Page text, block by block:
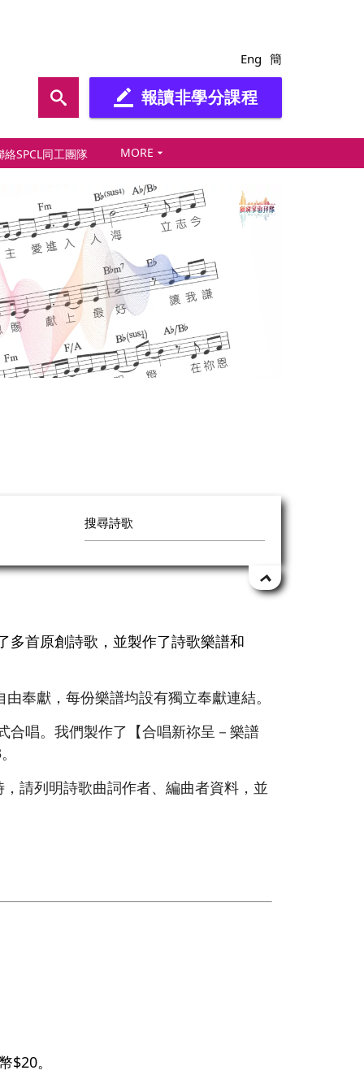
Eng 簡
border_color 報讀非學分課程
絡SPCL同工團隊 MORE arrow_drop_down
多首原創詩歌，並製作了詩歌樂譜和
奉獻，每份樂譜均設有獨立奉獻連結。
合唱。我們製作了【合唱新祢呈－樂譜
請列明詩歌曲詞作者、編曲者資料，並
。